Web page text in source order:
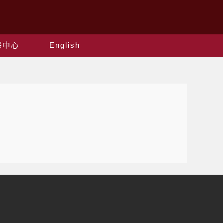
中心 English